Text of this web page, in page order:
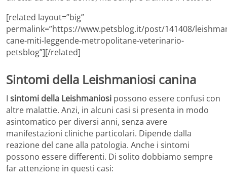
[related layout=”big”
permalink=”https://www.petsblog.it/post/141408/
cane-miti-leggende-metropolitane-veterinario-
petsblog”][/related]
Sintomi della Leishmaniosi canina
I sintomi della Leishmaniosi possono essere confusi con
altre malattie. Anzi, in alcuni casi si presenta in modo
asintomatico per diversi anni, senza avere
manifestazioni cliniche particolari. Dipende dalla
reazione del cane alla patologia. Anche i sintomi
possono essere differenti. Di solito dobbiamo sempre
far attenzione in questi casi: